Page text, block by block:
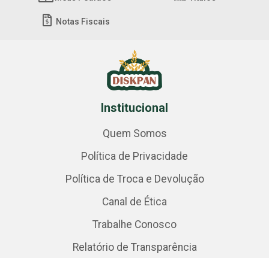
Notas Fiscais
Institucional
Quem Somos
Política de Privacidade
Política de Troca e Devolução
Canal de Ética
Trabalhe Conosco
Relatório de Transparência